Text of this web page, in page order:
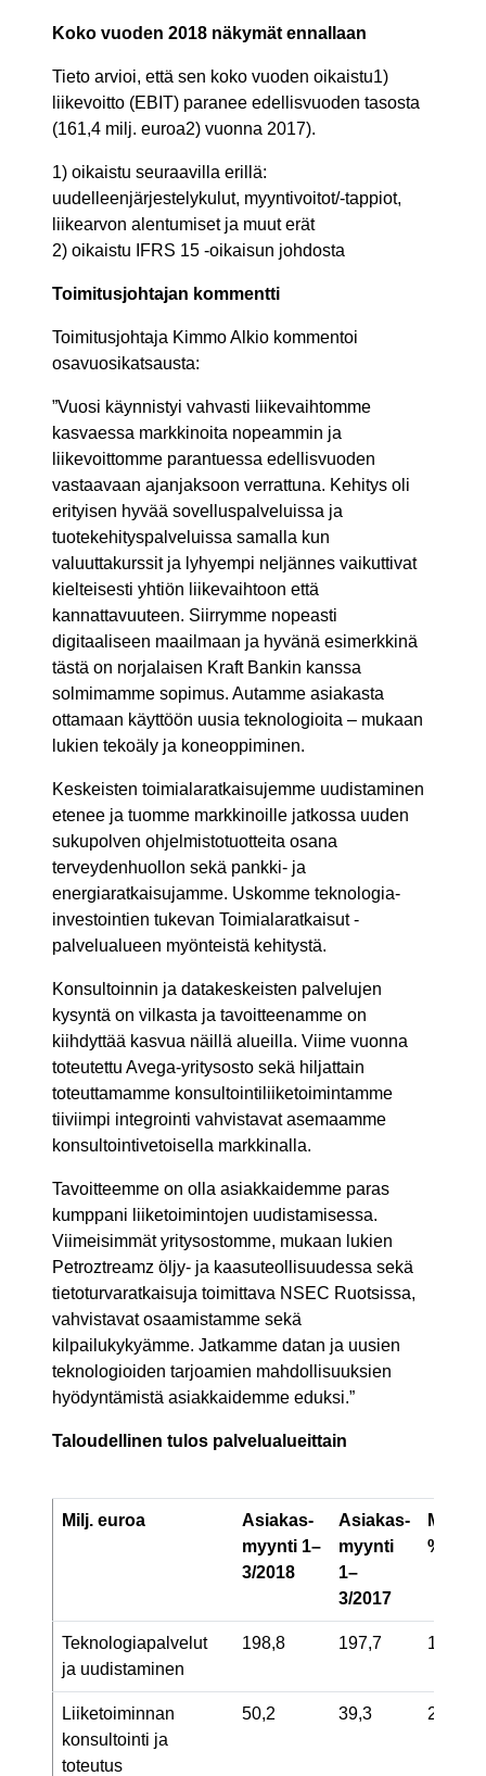
Koko vuoden 2018 näkymät ennallaan
Tieto arvioi, että sen koko vuoden oikaistu1)
liikevoitto (EBIT) paranee edellisvuoden tasosta
(161,4 milj. euroa2) vuonna 2017).
1) oikaistu seuraavilla erillä:
uudelleenjärjestelykulut, myyntivoitot/-tappiot,
liikearvon alentumiset ja muut erät
2) oikaistu IFRS 15 -oikaisun johdosta
Toimitusjohtajan kommentti
Toimitusjohtaja Kimmo Alkio kommentoi
osavuosikatsausta:
”Vuosi käynnistyi vahvasti liikevaihtomme
kasvaessa markkinoita nopeammin ja
liikevoittomme parantuessa edellisvuoden
vastaavaan ajanjaksoon verrattuna. Kehitys oli
erityisen hyvää sovelluspalveluissa ja
tuotekehityspalveluissa samalla kun
valuuttakurssit ja lyhyempi neljännes vaikuttivat
kielteisesti yhtiön liikevaihtoon että
kannattavuuteen. Siirrymme nopeasti
digitaaliseen maailmaan ja hyvänä esimerkkinä
tästä on norjalaisen Kraft Bankin kanssa
solmimamme sopimus. Autamme asiakasta
ottamaan käyttöön uusia teknologioita – mukaan
lukien tekoäly ja koneoppiminen.
Keskeisten toimialaratkaisujemme uudistaminen
etenee ja tuomme markkinoille jatkossa uuden
sukupolven ohjelmistotuotteita osana
terveydenhuollon sekä pankki- ja
energiaratkaisujamme. Uskomme teknologia-
investointien tukevan Toimialaratkaisut -
palvelualueen myönteistä kehitystä.
Konsultoinnin ja datakeskeisten palvelujen
kysyntä on vilkasta ja tavoitteenamme on
kiihdyttää kasvua näillä alueilla. Viime vuonna
toteutettu Avega-yritysosto sekä hiljattain
toteuttamamme konsultointiliiketoimintamme
tiiviimpi integrointi vahvistavat asemaamme
konsultointivetoisella markkinalla.
Tavoitteemme on olla asiakkaidemme paras
kumppani liiketoimintojen uudistamisessa.
Viimeisimmät yritysostomme, mukaan lukien
Petroztreamz öljy- ja kaasuteollisuudessa sekä
tietoturvaratkaisuja toimittava NSEC Ruotsissa,
vahvistavat osaamistamme sekä
kilpailukykyämme. Jatkamme datan ja uusien
teknologioiden tarjoamien mahdollisuuksien
hyödyntämistä asiakkaidemme eduksi.”
Taloudellinen tulos palvelualueittain
Milj. euroa
Asiakas-
myynti 1–
3/2018
Asiakas-
myynti
1–
3/2017
%
Teknologiapalvelut
ja uudistaminen
198,8 197,7 1
Liiketoiminnan
konsultointi ja
toteutus
50,2 39,3 28